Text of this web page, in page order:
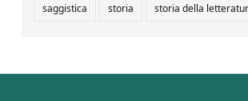
saggistica storia storia della